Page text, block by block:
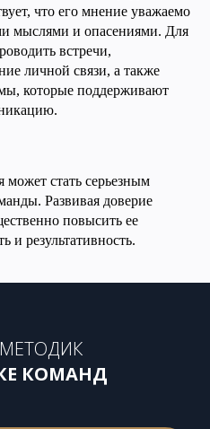
что его мнение уважаемо
мыслями и опасениями. Для
встречи,
личной связи, а также
которые поддерживают
может стать серьезным
Развивая доверие
повысить ее
и результативность.
КОМАНД